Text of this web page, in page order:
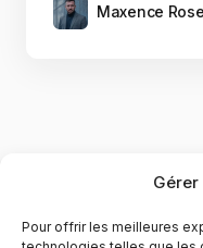
Pour offrir les meilleures
Maxence Rose